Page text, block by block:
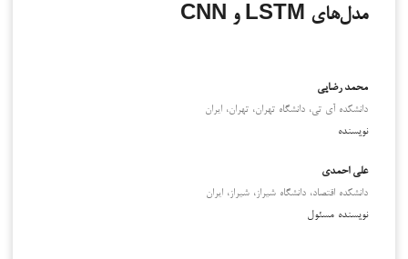
مدل‌های LSTM و CNN
محمد رضایی
دانشکده آی تی، دانشگاه تهران، تهران، ایران
نویسنده
علی احمدی
دانشکده اقتصاد، دانشگاه شیراز، شیراز، ایران
نویسنده مسئول